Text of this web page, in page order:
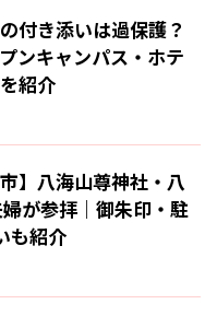
付き添いは過保護？
ンキャンパス・ホテ
紹介
】八海山尊神社・八
が参拝｜御朱印・駐
も紹介